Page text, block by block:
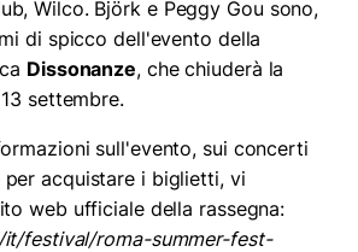
Wilco. Björk e Peggy Gou sono,
di spicco dell'evento della
Dissonanze, che chiuderà la
settembre.
sull'evento, sui concerti
per acquistare i biglietti, vi
web ufficiale della rassegna:
festival/roma-summer-fest-